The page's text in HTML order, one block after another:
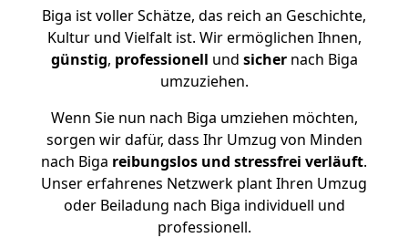
Biga ist voller Schätze, das reich an Geschichte,
Kultur und Vielfalt ist. Wir ermöglichen Ihnen,
günstig, professionell und sichernach Biga
umzuziehen.
Wenn Sie nun nach Biga umziehen möchten,
sorgen wir dafür, dass Ihr Umzug von Minden
nach Biga reibungslos und stressfrei verläuft.
Unser erfahrenes Netzwerk plant Ihren Umzug
oder Beiladung nach Biga individuell und
professionell.